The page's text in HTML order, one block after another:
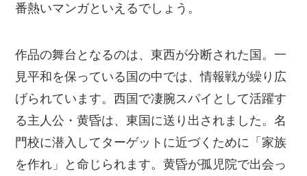
番熱いマンガといえるでしょう。
作品の舞台となるのは、東西が分断された国。一
見平和を保っている国の中では、情報戦が繰り広
げられています。西国で凄腕スパイとして活躍す
る主人公・黄昏は、東国に送り出されました。名
門校に潜入してターゲットに近づくために「家族
を作れ」と命じられます。黄昏が孤児院で出会っ